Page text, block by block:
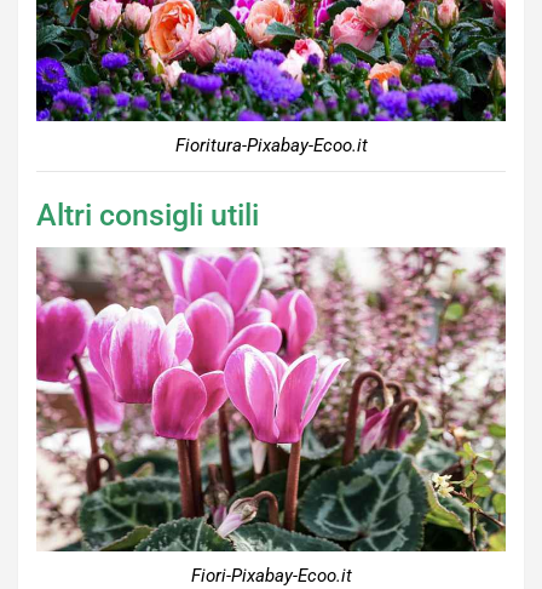
Fioritura-Pixabay-Ecoo.it
Altri consigli utili
Fiori-Pixabay-Ecoo.it